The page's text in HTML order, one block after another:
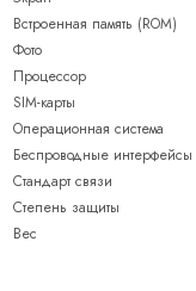
Встроенная память (ROM)
Фото
Процессор
SIM-карты
Операционная система
Беспроводные интерфейсы
Стандарт связи
Степень защиты
Вес